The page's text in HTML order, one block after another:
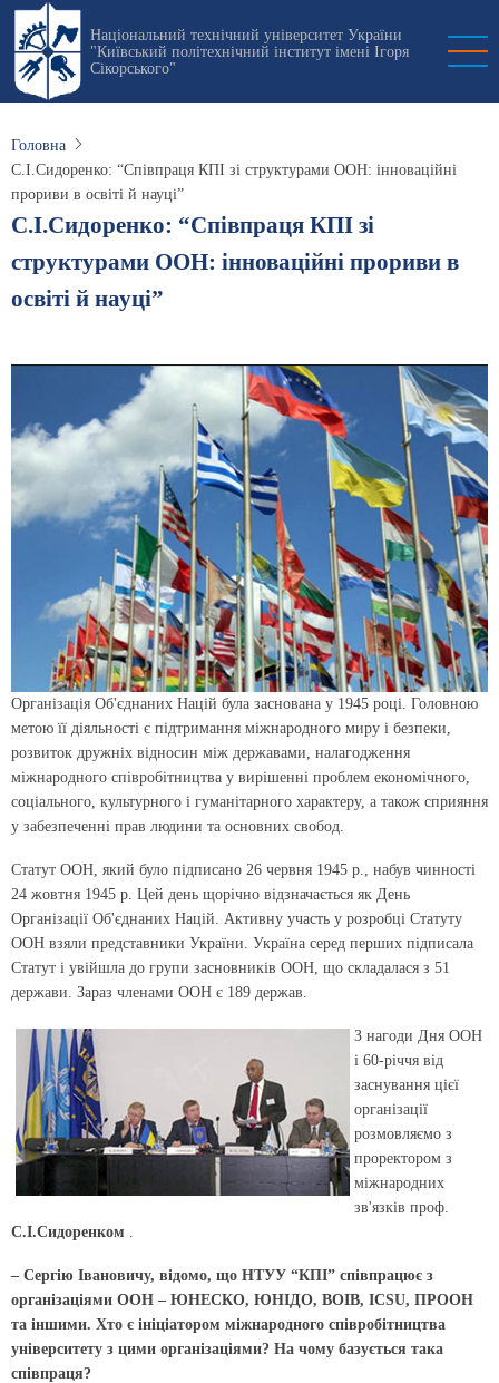
Перейти
основного
вмісту
Національний технічний університет України
"Київський політехнічний інститут імені Ігоря
Сікорського"
Головна
С.І.Сидоренко: “Співпраця КПІ зі структурами ООН: інноваційні
прориви в освіті й науці”
С.І.Сидоренко: “Співпраця КПІ зі
структурами ООН: інноваційні прориви в
освіті й науці”
Організація Об'єднаних Націй була заснована у 1945 році. Головною
метою її діяльності є підтримання міжнародного миру i безпеки,
розвиток дружніх відносин між державами, налагодження
міжнародного співробітництва у вирішенні проблем економічного,
соціального, культурного i гуманітарного характеру, а також сприяння
у забезпеченні прав людини та основних свобод.
Статут ООН, який було підписано 26 червня 1945 р., набув чинності
24 жовтня 1945 р. Цей день щорічно відзначається як День
Організації Об'єднаних Націй. Активну участь у розробці Статуту
ООН взяли представники України. Україна серед перших підписала
Статут i увійшла до групи засновників ООН, що складалася з 51
держави. Зараз членами ООН є 189 держав.
З нагоди Дня ООН
і 60-річчя від
заснування цієї
організації
розмовляємо з
проректором з
міжнародних
зв'язків проф.
С.І.Сидоренком
– Сергію Івановичу, відомо, що НТУУ “КПІ” співпрацює з
організаціями ООН – ЮНЕСКО, ЮНІДО, ВОІВ, ICSU, ПРООН
та іншими. Хто є ініціатором міжнародного співробітництва
університету з цими організаціями? На чому базується така
співпраця?